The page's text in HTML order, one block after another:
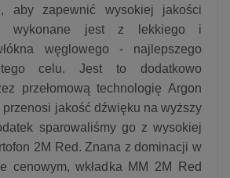
aby zapewnić wysokiej jakości
wykonane jest z lekkiego i
węglowego - najlepszego
celu. Jest to dodatkowo
przełomową technologię Argon
przenosi jakość dźwięku na wyższy
sparowaliśmy go z wysokiej
2M Red. Znana z dominacji w
cenowym, wkładka MM 2M Red